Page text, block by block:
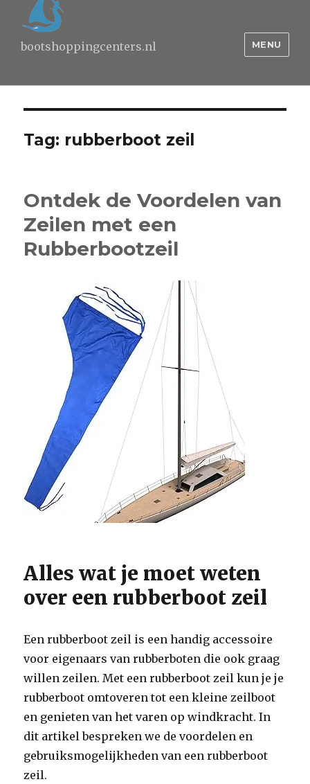
bootshoppingcenters.nl MENU
Tag: rubberboot zeil
Ontdek de Voordelen van
Zeilen met een
Rubberbootzeil
Alles wat je moet weten
over een rubberboot zeil
Een rubberboot zeil is een handig accessoire
voor eigenaars van rubberboten die ook graag
willen zeilen. Met een rubberboot zeil kun je je
rubberboot omtoveren tot een kleine zeilboot
en genieten van het varen op windkracht. In
dit artikel bespreken we de voordelen en
gebruiksmogelijkheden van een rubberboot
zeil.